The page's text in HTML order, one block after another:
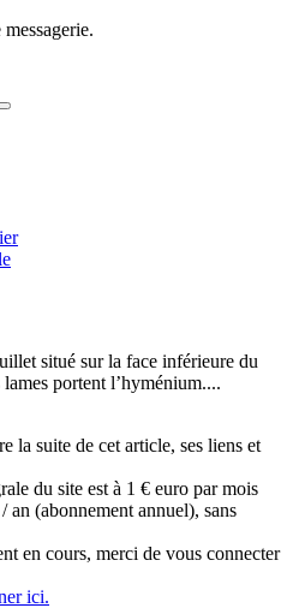
situé sur la face inférieure du
portent l’hyménium....
la suite de cet article, ses liens et
du site est à 1 € euro par mois
an (abonnement annuel), sans
en cours, merci de vous connecter
ici.